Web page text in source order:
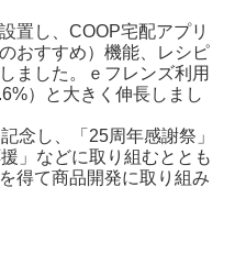
置し、COOP宅配アプリ
おすすめ）機能、レシピ
ました。ｅフレンズ利用
）と大きく伸長しまし
念し、「25周年感謝祭」
」などに取り組むととも
得て商品開発に取り組み